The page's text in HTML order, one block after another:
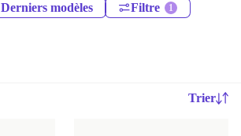
Derniers modèles Filtre
Trier